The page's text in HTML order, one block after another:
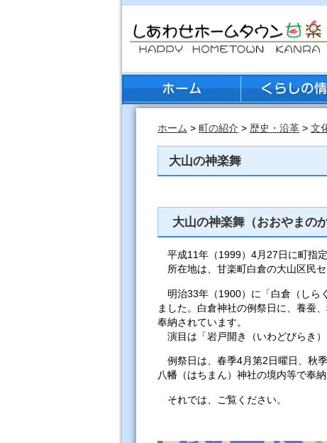
ホーム > 町の紹介 > 歴史・沿革 > 文
大山の神楽舞
大山の神楽舞（おおやまの
平成11年（1999）4月27日に町指
所在地は、甘楽町白倉の大山区民セ
明治33年（1900）に「白倉（しら
ました。白倉神社の例祭日に、養蚕
奉納されています。
演目は「岩戸開き（いわどびらき
例祭日は、春季4月第2日曜日、秋
八幡（はちまん）神社の境内等で奉
それでは、ご覧ください。